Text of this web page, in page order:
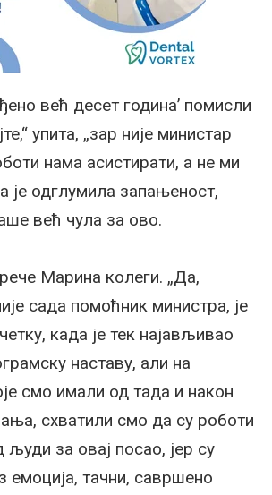
већ десет година’ помисли
упита, „зар није министар
нама асистирати, а не ми
је одглумила запањеност,
већ чула за ово.
рече Марина колеги. „Да,
сада помоћник министра, је
када је тек најављивао
наставу, али на
смо имали од тада и након
схватили смо да су роботи
за овај посао, јер су
емоција, тачни, савршено